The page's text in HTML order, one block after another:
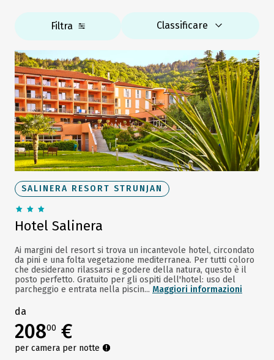
Filtra Classificare
SALINERA RESORT STRUNJAN
Hotel Salinera
Ai margini del resort si trova un incantevole hotel, circondato
da pini e una folta vegetazione mediterranea. Per tutti coloro
che desiderano rilassarsi e godere della natura, questo è il
posto perfetto. Gratuito per gli ospiti dell'hotel: uso del
parcheggio e entrata nella piscin... Maggiori informazioni
da
20800 €
per camera per notte